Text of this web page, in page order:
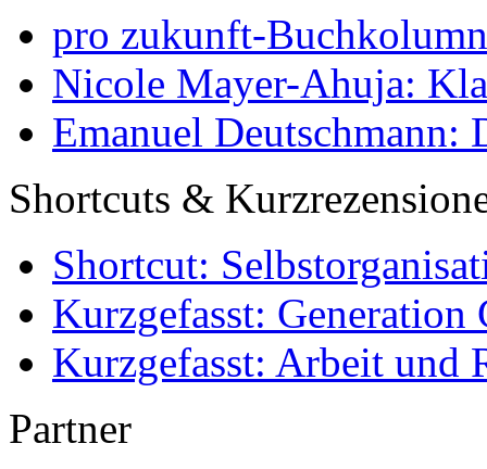
pro zukunft-
Nicole Mayer-Ahuja:
Emanuel Deutschmann:
Shortcuts &
Shortcut:
Kurzgefasst: Generation
Kurzgefasst: Arbeit und
Partner